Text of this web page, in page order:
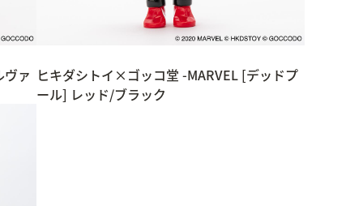
ァ ヒキダシトイ×ゴッコ堂 -MARVEL [デッドプ
ール] レッド/ブラック